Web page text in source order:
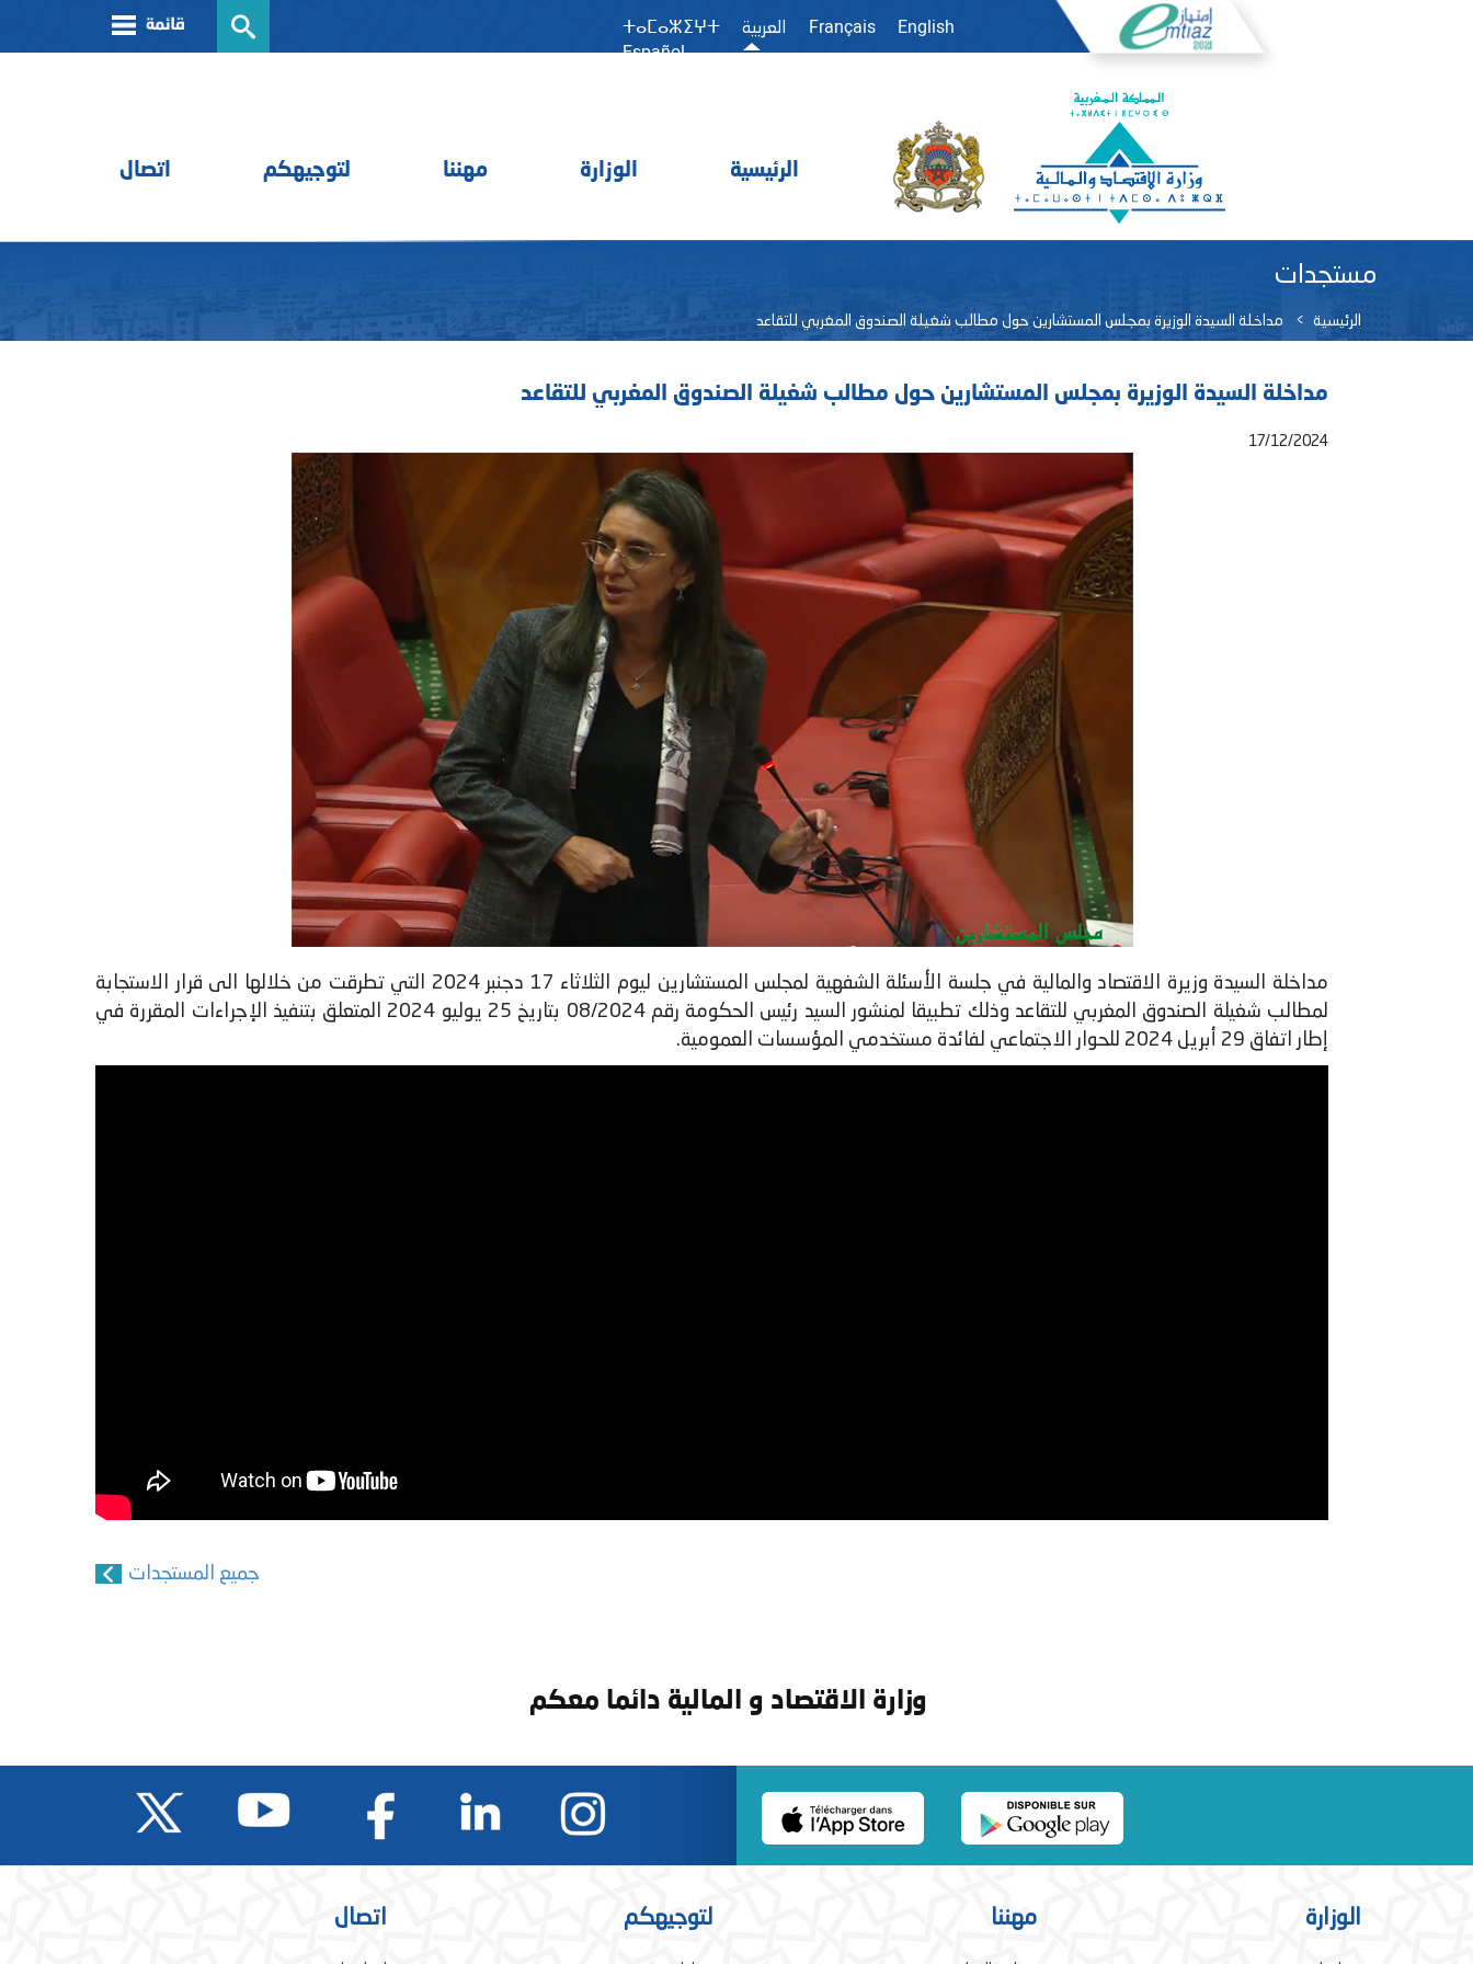
ⵜⴰⵎⴰⵣⵉⵖⵜ العربية Français
English
Español
الرئيسية الوزارة مهننا لتوجيهكم اتصال
مستجدات
الرئيسية مداخلة السيدة الوزيرة بمجلس المستشارين حول مطالب شغيلة الصندوق المغربي للتقاعد
مداخلة السيدة الوزيرة بمجلس المستشارين حول مطالب شغيلة الصندوق المغربي للتقاعد
17/12/2024
مداخلة السيدة وزيرة الاقتصاد والمالية في جلسة الأسئلة الشفهية لمجلس المستشارين ليوم الثلاثاء 17 دجنبر 2024 التي تطرقت من خلالها الى قرار الاستجابة
لمطالب شغيلة الصندوق المغربي للتقاعد وذلك تطبيقا لمنشور السيد رئيس الحكومة رقم 08/2024 بتاريخ 25 يوليو 2024 المتعلق بتنفيذ الإجراءات المقررة في
إطار اتفاق 29 أبريل 2024 للحوار الاجتماعي لفائدة مستخدمي المؤسسات العمومية.
جميع المستجدات
وزارة الاقتصاد و المالية دائما معكم
اتصال لتوجيهكم مهننا الوزارة